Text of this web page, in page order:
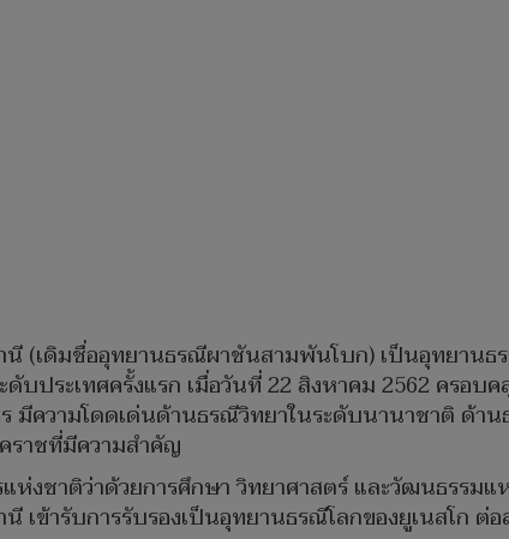
(เดิมชื่ออุทยานธรณีผาชันสามพันโบก) เป็นอุทยาน
บประเทศครั้งแรก เมื่อวันที่ 22 สิงหาคม 2562 ครอบค
ธร มีความโดดเด่นด้านธรณีวิทยาในระดับนานาชาติ
ราชที่มีความสำคัญ
ห่งชาติว่าด้วยการศึกษา วิทยาศาสตร์ และวัฒนธรรม
เข้ารับการรับรองเป็นอุทยานธรณีโลกของยูเนสโก ต่